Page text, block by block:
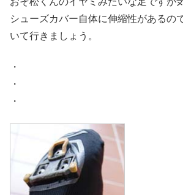
シューズカバー自体に伸縮性があるの
いて行きましょう。
・
・
・